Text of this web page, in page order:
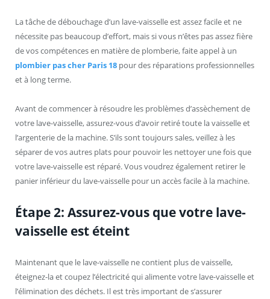
La tâche de débouchage d’un lave-vaisselle est assez facile et ne
nécessite pas beaucoup d’effort, mais si vous n’êtes pas assez fière
de vos compétences en matière de plomberie, faite appel à un
plombier pas cher Paris 18 pour des réparations professionnelles
et à long terme.
Avant de commencer à résoudre les problèmes d’assèchement de
votre lave-vaisselle, assurez-vous d’avoir retiré toute la vaisselle et
l’argenterie de la machine. S’ils sont toujours sales, veillez à les
séparer de vos autres plats pour pouvoir les nettoyer une fois que
votre lave-vaisselle est réparé. Vous voudrez également retirer le
panier inférieur du lave-vaisselle pour un accès facile à la machine.
Étape 2: Assurez-vous que votre lave-
vaisselle est éteint
Maintenant que le lave-vaisselle ne contient plus de vaisselle,
éteignez-la et coupez l’électricité qui alimente votre lave-vaisselle et
l’élimination des déchets. Il est très important de s’assurer